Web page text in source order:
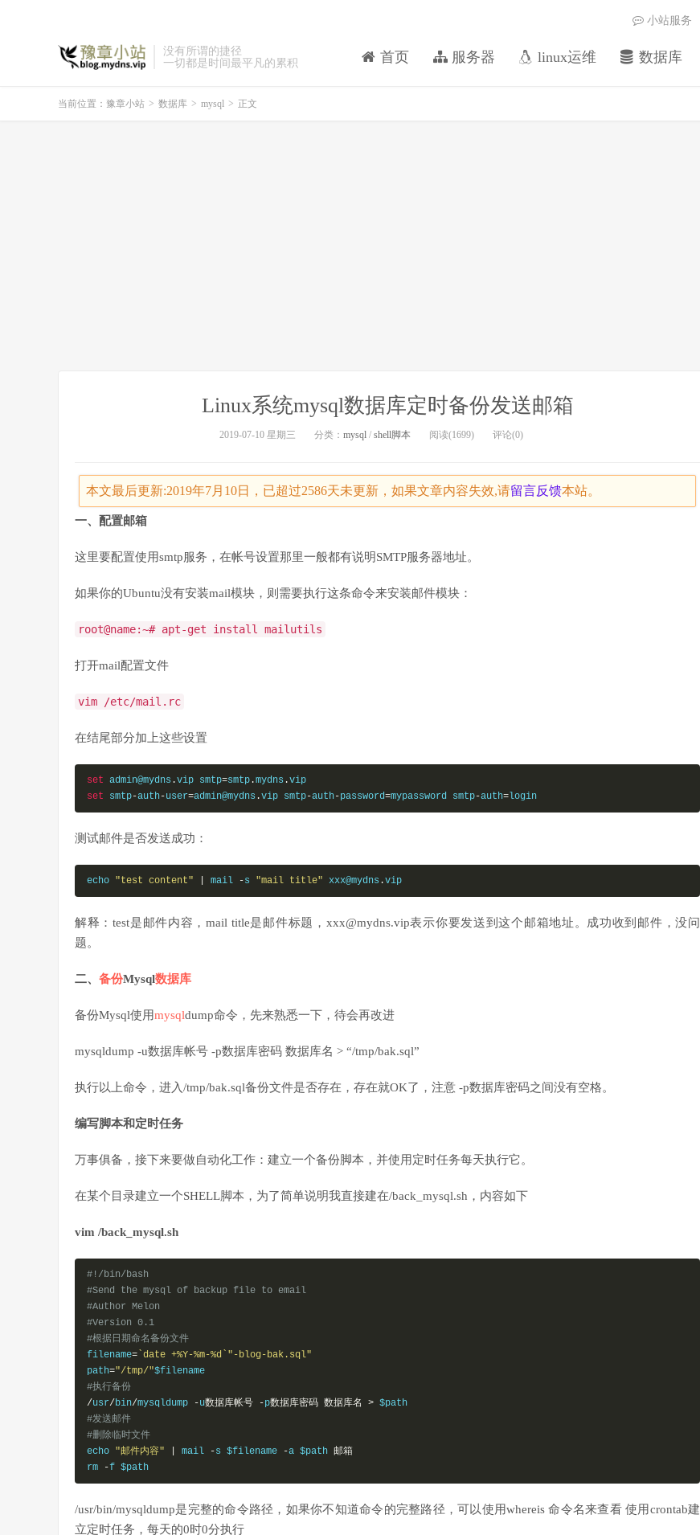
没有所谓的捷径
一切都是时间最平凡的累积
首页 服务器 linux运维 数据库
小站服务
当前位置： 豫章小站 > 数据库 > mysql > 正文
Linux系统mysql数据库定时备份发送邮箱
2019-07-10 星期三 分类： mysql / shell脚本 阅读(1699) 评论(0)
本文最后更新:2019年7月10日，已超过2586天未更新，如果文章内容失效,请留言反馈本站。
一、配置邮箱
这里要配置使用smtp服务，在帐号设置那里一般都有说明SMTP服务器地址。
如果你的Ubuntu没有安装mail模块，则需要执行这条命令来安装邮件模块：
root@name:~# apt-get install mailutils
打开mail配置文件
vim /etc/mail.rc
在结尾部分加上这些设置
set admin@mydns .vip smtp=smtp .mydns .vip
set smtp-auth-user=admin@mydns .vip smtp-auth-password=mypassword smtp-auth=login
测试邮件是否发送成功：
echo "test content" mail -s "mail title" xxx@mydns .vip
解释：test是邮件内容，mail title是邮件标题，xxx@mydns.vip表示你要发送到这个邮箱地址。成功收到邮件，没问
题。
二、 备份Mysql数据库
备份Mysql使用mysqldump命令，先来熟悉一下，待会再改进
mysqldump -u数据库帐号 -p数据库密码 数据库名 > “/tmp/bak.sql”
执行以上命令，进入/tmp/bak.sql备份文件是否存在，存在就OK了，注意 -p数据库密码之间没有空格。
编写脚本和定时任务
万事俱备，接下来要做自动化工作：建立一个备份脚本，并使用定时任务每天执行它。
在某个目录建立一个SHELL脚本，为了简单说明我直接建在/back_mysql.sh，内容如下
vim /back_mysql.sh
#!/bin/bash
#Send the mysql of backup file to email
#Author Melon
#Version 0.1
#根据日期命名备份文件
filename= `date +%Y-%m-%d`"-blog-bak.sql"
path="/tmp/"
#执行备份
/usr/bin/mysqldump -u数据库帐号 -p数据库密码 数据库名 >
#发送邮件
#删除临时文件
echo "邮件内容" mail -s $filename -a $path 邮箱
rm
-f $path
/usr/bin/mysqldump是完整的命令路径，如果你不知道命令的完整路径，可以使用whereis 命令名来查看 使用crontab建
立定时任务，每天的0时0分执行